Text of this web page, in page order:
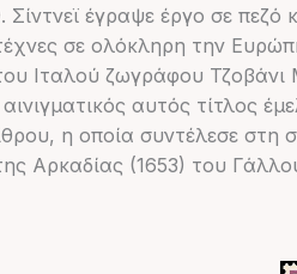
έγραψε έργο σε
σε ολόκληρη την
Ιταλού ζωγράφου Τζοβάνι
αυτός τίτλος
η οποία συντέλεσε στη
Αρκαδίας (1653) του